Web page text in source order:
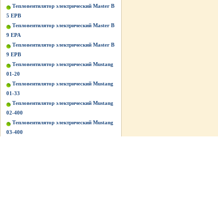
Тепловентилятор электрический Master B
5 EPB
Тепловентилятор электрический Master B
9 EPA
Тепловентилятор электрический Master B
9 EPB
Тепловентилятор электрический Mustang
01-20
Тепловентилятор электрический Mustang
01-33
Тепловентилятор электрический Mustang
02-400
Тепловентилятор электрический Mustang
03-400